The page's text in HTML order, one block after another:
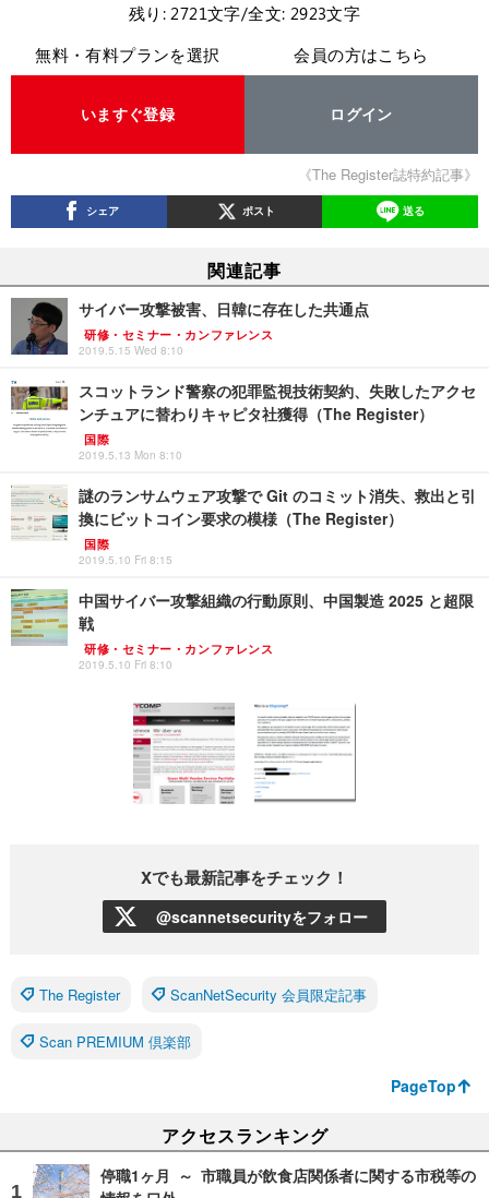
残り: 2721文字/全文: 2923文字
無料・有料プランを選択
いますぐ登録
会員の方はこちら
ログイン
《The Register誌特約記事》
シェア ポスト 送る
関連記事
サイバー攻撃被害、日韓に存在した共通点
研修・セミナー・カンファレンス
2019.5.15 Wed 8:10
スコットランド警察の犯罪監視技術契約、失敗したアクセ
ンチュアに替わりキャピタ社獲得（The Register）
国際
2019.5.13 Mon 8:10
謎のランサムウェア攻撃で Git のコミット消失、救出と引
換にビットコイン要求の模様（The Register）
国際
2019.5.10 Fri 8:15
中国サイバー攻撃組織の行動原則、中国製造 2025 と超限
戦
研修・セミナー・カンファレンス
2019.5.10 Fri 8:10
Xでも最新記事をチェック！
@scannetsecurityをフォロー
The Register ScanNetSecurity 会員限定記事
Scan PREMIUM 倶楽部
PageTop
アクセスランキング
停職1ヶ月 ～ 市職員が飲食店関係者に関する市税等の